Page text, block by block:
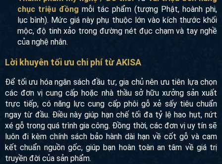
chục triệu đồng mỗi tác phẩm (tượng Phật, hoành phi,
lục bình). Mức giá này phụ thuộc lớn vào kích thước khối
mộc, độ tinh xảo trong đường nét đục chạm và tay nghề
của nghệ nhân.
Lời khuyên tối ưu chi phí từ AKISA
Để tối ưu hóa ngân sách đầu tư, gia chủ nên ưu tiên lựa chọn
các đơn vị cung cấp hoặc nhà thầu sở hữu xưởng sản xuất
trực tiếp, có năng lực cung cấp phôi gỗ xẻ sấy tiêu chuẩn
ngay từ đầu. Điều này giúp hạn chế tối đa tỷ lệ hao hụt, nứt
xé gỗ trong quá trình gia công. Đồng thời, các đơn vị uy tín sẽ
luôn đi kèm chính sách bảo hành dài hạn về cốt gỗ và cam
kết chuẩn nguồn gốc, giúp bạn hoàn toàn an tâm về giá trị
truyền đời của sản phẩm.